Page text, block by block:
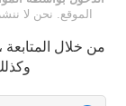
الموقع. نحن لا
من خلال